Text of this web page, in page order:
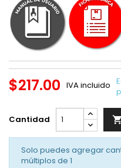
$217.00 IVA incluido
Cantidad 
Solo puedes agregar
múltiplos de 1